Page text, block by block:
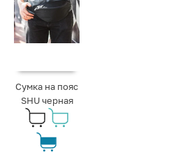
Сумка на пояс
SHU черная